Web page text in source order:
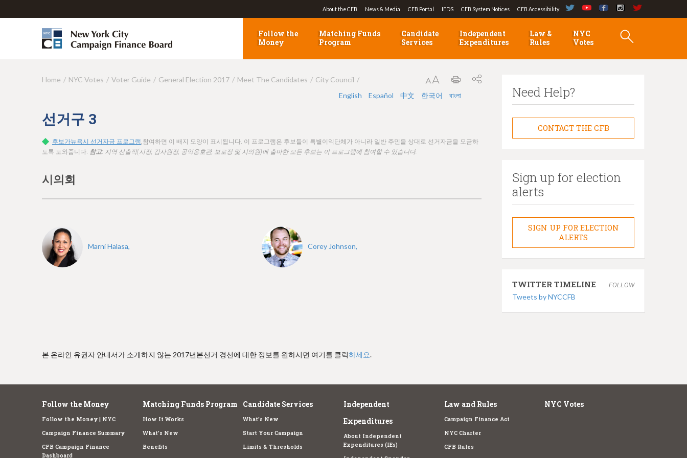
Jump to navigation
About the CFB News & Media CFB Portal IEDS CFB System Notices CFB Accessibility
Follow the
Money
Matching Funds
Program
Candidate
Services
Independent
Expenditures
Law &
Rules
NYC
Votes
Y
u
r
h
e
e
Home NYC Votes Voter Guide General Election 2017 Meet The Candidates
City Council
English
Español 中文 한국어 বাংলা
선거구 3
후보가뉴욕시 선거자금 프로그램,참여하면 이 배지 모양이 표시됩니다. 이 프로그램은 후보들이 특별이익단체가 아니라 일반 주민을 상대로 선거자금을 모금하
도록 도와줍니다. 참고: 지역 선출직(시장, 감사원장, 공익옹호관, 보로장 및 시의원)에 출마한 모든 후보는 이 프로그램에 참여할 수 있습니다.
시의회
Marni Halasa, Corey Johnson,
본 온라인 유권자 안내서가 소개하지 않는 2017년본선거 경선에 대한 정보를 원하시면 여기를 클릭하세요.
Need Help?
CONTACT THE CFB
Sign up for election
alerts
SIGN UP FOR ELECTION
ALERTS
TWITTER TIMELINE FOLLOW
Tweets by NYCCFB
Follow the Money
Follow the Money | NYC
Campaign Finance Summary
CFB Campaign Finance
Dashboard
Matching Funds Program
How It Works
What's New
Benefits
Candidate Services
What's New
Start Your Campaign
Limits & Thresholds
Independent
Expenditures
About Independent
Expenditures (IEs)
Law and Rules
Campaign Finance Act
NYC Charter
CFB Rules
NYC Votes